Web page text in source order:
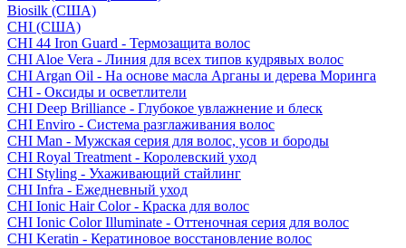
Biosilk (США)
CHI (США)
CHI 44 Iron Guard - Термозащита волос
CHI Aloe Vera - Линия для всех типов кудрявых волос
CHI Argan Oil - На основе масла Арганы и дерева Моринга
CHI - Оксиды и осветлители
CHI Deep Brilliance - Глубокое увлажнение и блеск
CHI Enviro - Система разглаживания волос
CHI Man - Мужская серия для волос, усов и бороды
CHI Royal Treatment - Королевский уход
CHI Styling - Ухаживающий стайлинг
CHI Infra - Ежедневный уход
CHI Ionic Hair Color - Краска для волос
CHI Ionic Color Illuminate - Оттеночная серия для волос
CHI Keratin - Кератиновое восстановление волос